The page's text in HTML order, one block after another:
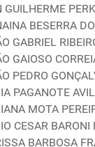
GUILHERME
BESERRA
GABRIEL
GAIOSO
PEDRO
PAGANOTE
MOTA
CESAR BARONI
BARBOSA